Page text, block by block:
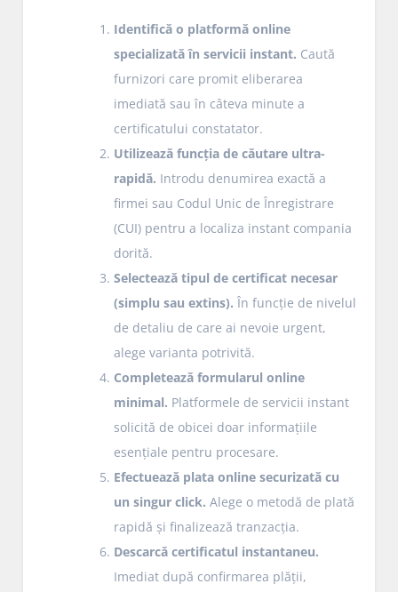
Identifică o platformă online
specializată în servicii instant. Caută
furnizori care promit eliberarea
imediată sau în câteva minute a
certificatului constatator.
Utilizează funcția de căutare ultra-
rapidă. Introdu denumirea exactă a
firmei sau Codul Unic de Înregistrare
(CUI) pentru a localiza instant compania
dorită.
Selectează tipul de certificat necesar
(simplu sau extins). În funcție de nivelul
de detaliu de care ai nevoie urgent,
alege varianta potrivită.
Completează formularul online
minimal. Platformele de servicii instant
solicită de obicei doar informațiile
esențiale pentru procesare.
Efectuează plata online securizată cu
un singur click. Alege o metodă de plată
rapidă și finalizează tranzacția.
Descarcă certificatul instantaneu.
Imediat după confirmarea plății,